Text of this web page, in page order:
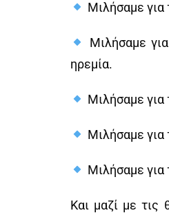
Μιλήσαμε για
Μιλήσαμε
ηρεμία.
Μιλήσαμε για
Μιλήσαμε για
Μιλήσαμε για
Και μαζί με